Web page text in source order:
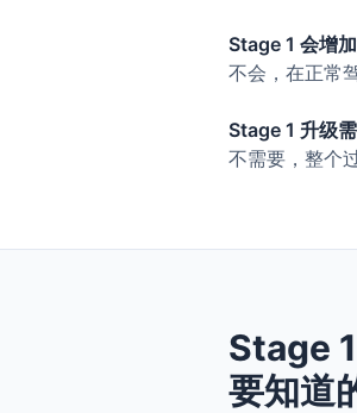
Stage 1 会增
不会，在正常
Stage 1 升级
不需要，整个
Stage
要知道